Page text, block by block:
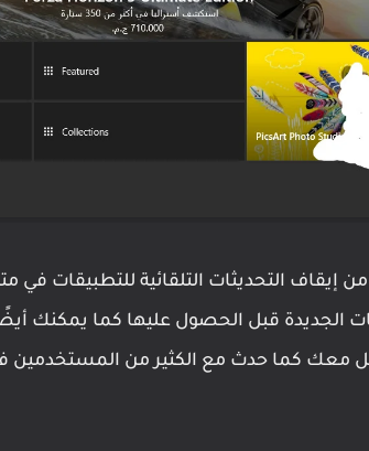
إيقاف التحديثات التلقائية للتطبيقات في
الجديدة قبل الحصول عليها كما يمكنك
كما حدث مع الكثير من المستخدمين في